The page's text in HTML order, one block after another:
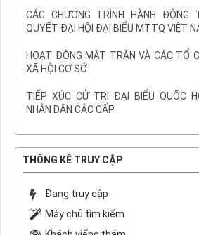
CÁC CHƯƠNG TRÌNH HÀNH ĐỘNG
QUYẾT ĐẠI HỘI ĐẠI BIỂU MTTQ VIỆT
HOẠT ĐỘNG MẶT TRẬN VÀ CÁC TỔ
XÃ HỘI CƠ SỞ
TIẾP XÚC CỬ TRI ĐẠI BIỂU QUỐC
NHÂN DÂN CÁC CẤP
THỐNG KÊ TRUY CẬP
Đang truy cập
Máy chủ tìm kiếm